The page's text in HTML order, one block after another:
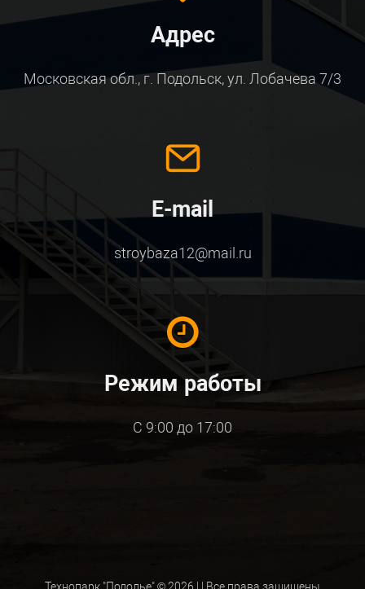
Адрес
Московская обл., г. Подольск, ул. Лобачева 7/3
E-mail
stroybaza12@mail.ru
Режим работы
С 9:00 до 17:00